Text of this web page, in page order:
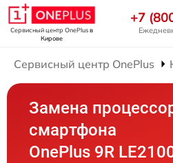
Сервисный центр OnePlusв
Кирове
+7
Сервисный центр OnePlus
Замена
смартфона
OnePlus 9R